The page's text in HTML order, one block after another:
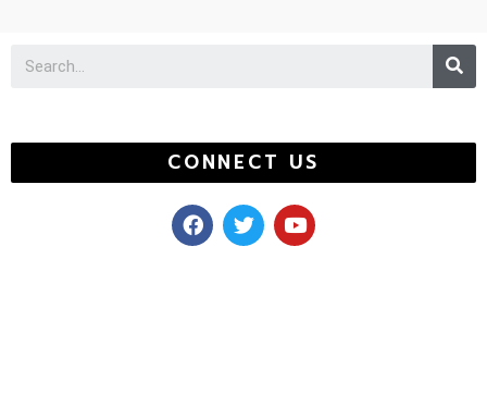
CONNECT US
F
a
c
T
w
i
Y
o
u